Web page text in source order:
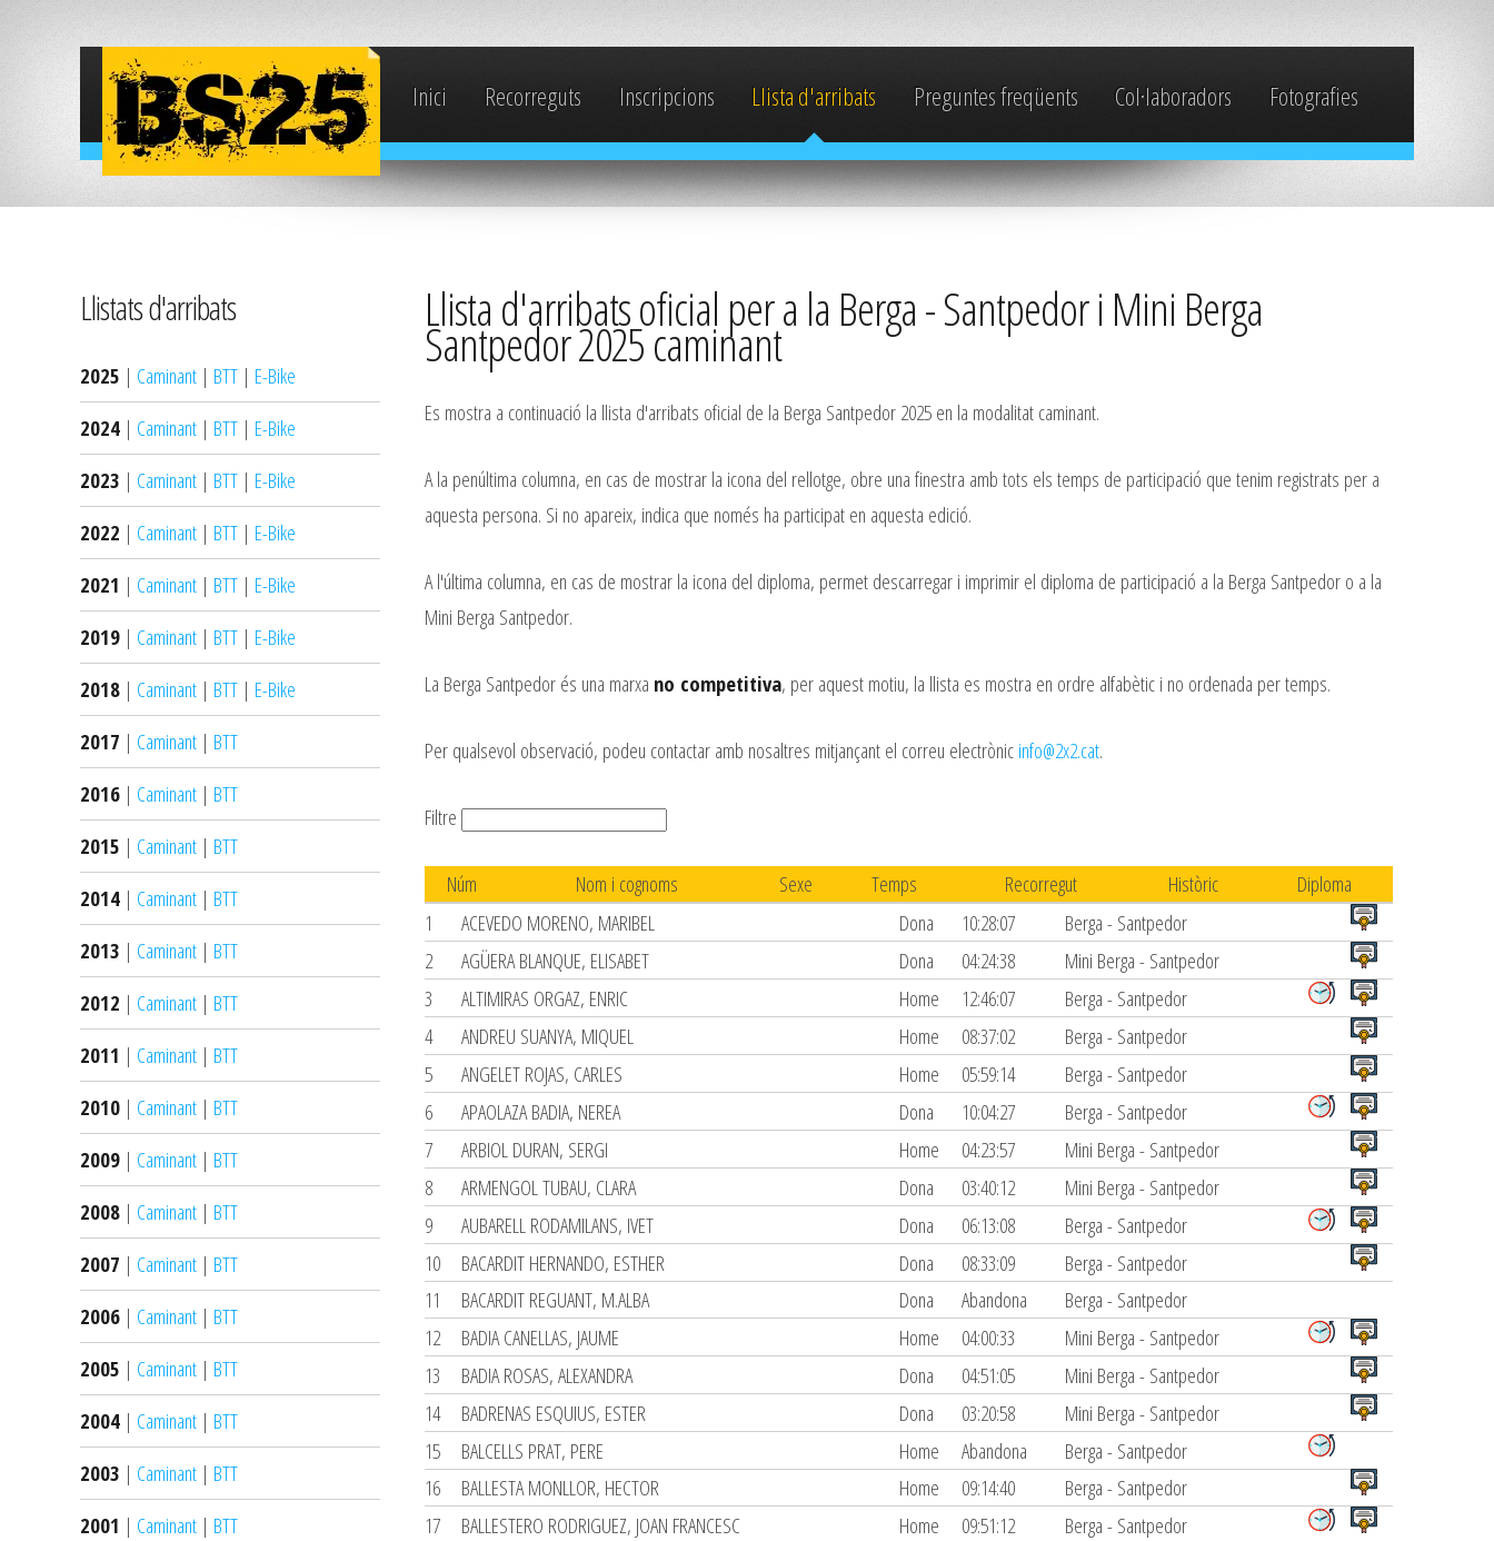
Inici Recorreguts Inscripcions Llista d'arribats Preguntes freqüents Col·laboradors Fotografies
Llistats d'arribats
2025 | Caminant | BTT | E-Bike
2024 | Caminant | BTT | E-Bike
2023 | Caminant | BTT | E-Bike
2022 | Caminant | BTT | E-Bike
2021 | Caminant | BTT | E-Bike
2019 | Caminant | BTT | E-Bike
2018 | Caminant | BTT | E-Bike
2017 | Caminant | BTT
2016 | Caminant | BTT
2015 | Caminant | BTT
2014 | Caminant | BTT
2013 | Caminant | BTT
2012 | Caminant | BTT
2011 | Caminant | BTT
2010 | Caminant | BTT
2009 | Caminant | BTT
2008 | Caminant | BTT
2007 | Caminant | BTT
2006 | Caminant | BTT
2005 | Caminant | BTT
2004 | Caminant | BTT
2003 | Caminant | BTT
2001 | Caminant | BTT
Llista d'arribats oficial per a la Berga - Santpedor i Mini Berga
Santpedor 2025 caminant
Es mostra a continuació la llista d'arribats oficial de la Berga Santpedor 2025 en la modalitat caminant.
A la penúltima columna, en cas de mostrar la icona del rellotge, obre una finestra amb tots els temps de participació que tenim registrats per a
aquesta persona. Si no apareix, indica que només ha participat en aquesta edició.
A l'última columna, en cas de mostrar la icona del diploma, permet descarregar i imprimir el diploma de participació a la Berga Santpedor o a la
Mini Berga Santpedor.
La Berga Santpedor és una marxa no competitiva, per aquest motiu, la llista es mostra en ordre alfabètic i no ordenada per temps.
Per qualsevol observació, podeu contactar amb nosaltres mitjançant el correu electrònic info@2x2.cat.
Filtre
Núm Nom i cognoms Sexe Temps Recorregut Històric
Diploma
1
ACEVEDO MORENO, MARIBEL Dona 10:28:07
Berga - Santpedor
2
AGÜERA BLANQUE, ELISABET Dona 04:24:38
Mini Berga - Santpedor
3
ALTIMIRAS ORGAZ, ENRIC Home 12:46:07
Berga - Santpedor
4
ANDREU SUANYA, MIQUEL Home 08:37:02
Berga - Santpedor
5
ANGELET ROJAS, CARLES Home 05:59:14
Berga - Santpedor
6
APAOLAZA BADIA, NEREA Dona 10:04:27
Berga - Santpedor
7
ARBIOL DURAN, SERGI Home 04:23:57
Mini Berga - Santpedor
8
ARMENGOL TUBAU, CLARA Dona 03:40:12
Mini Berga - Santpedor
9
AUBARELL RODAMILANS, IVET Dona 06:13:08
Berga - Santpedor
10
BACARDIT HERNANDO, ESTHER Dona 08:33:09
Berga - Santpedor
11
BACARDIT REGUANT, M.ALBA Dona Abandona
Berga - Santpedor
12
BADIA CANELLAS, JAUME Home 04:00:33
Mini Berga - Santpedor
13
BADIA ROSAS, ALEXANDRA Dona 04:51:05
Mini Berga - Santpedor
14
BADRENAS ESQUIUS, ESTER Dona 03:20:58
Mini Berga - Santpedor
15
BALCELLS PRAT, PERE Home Abandona
Berga - Santpedor
16
BALLESTA MONLLOR, HECTOR Home 09:14:40
Berga - Santpedor
17
BALLESTERO RODRIGUEZ, JOAN FRANCESC Home 09:51:12
Berga - Santpedor